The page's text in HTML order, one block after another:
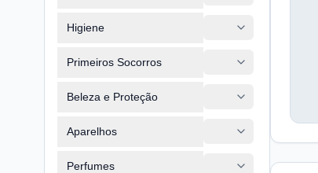
Higiene
Primeiros Socorros
Beleza e Proteção
Aparelhos
Perfumes